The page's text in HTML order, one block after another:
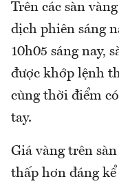
Trên các sàn
dịch phiên sáng
10h05 sáng nay,
được khớp lệnh
cùng thời điểm
tay.
Giá vàng trên
thấp hơn đáng